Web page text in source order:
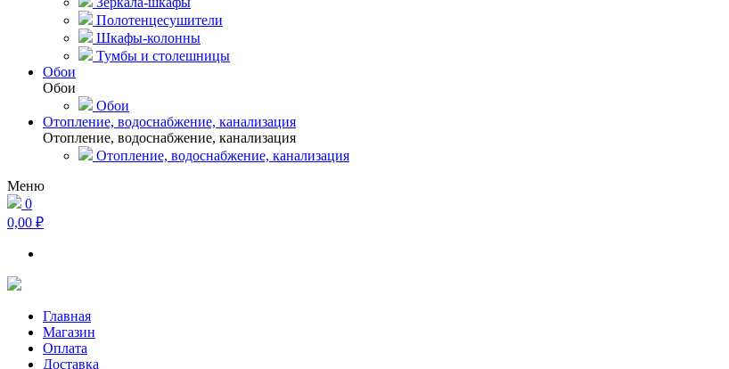
Полотенцесушители
Шкафы-колонны
Тумбы и столешницы
Обои
Обои
Обои
Отопление, водоснабжение, канализация
Отопление, водоснабжение, канализация
Отопление, водоснабжение, канализация
Меню
0
0,00 ₽
Главная
Магазин
Оплата
Доставка